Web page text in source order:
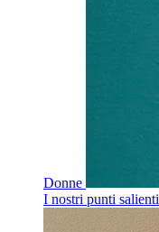
Donne
I nostri punti salienti